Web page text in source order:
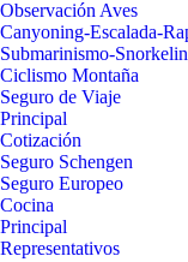
Observación Aves
Canyoning-Escalada-
Submarinismo-
Ciclismo Montaña
Seguro de Viaje
Principal
Cotización
Seguro Schengen
Seguro Europeo
Cocina
Principal
Representativos